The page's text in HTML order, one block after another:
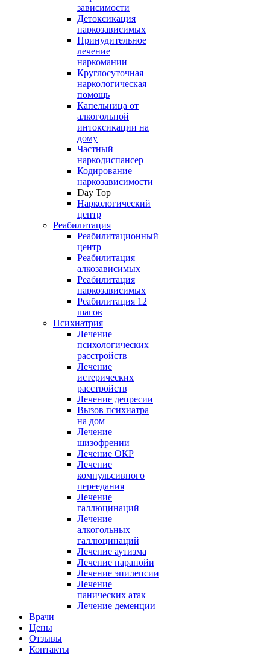
зависимости
Детоксикация
наркозависимых
Принудительное
лечение
наркомании
Круглосуточная
наркологическая
помощь
Капельница от
алкогольной
интоксикации на
дому
Частный
наркодиспансер
Кодирование
наркозависимости
Day Top
Наркологический
центр
Реабилитация
Реабилитационный
центр
Реабилитация
алкозависимых
Реабилитация
наркозависимых
Реабилитация 12
шагов
Психиатрия
Лечение
психологических
расстройств
Лечение
истерических
расстройств
Лечение депресии
Вызов психиатра
на дом
Лечение
шизофрении
Лечение ОКР
Лечение
компульсивного
переедания
Лечение
галлюцинаций
Лечение
алкогольных
галлюцинаций
Лечение аутизма
Лечение паранойи
Лечение эпилепсии
Лечение
панических атак
Лечение деменции
Врачи
Цены
Отзывы
Контакты